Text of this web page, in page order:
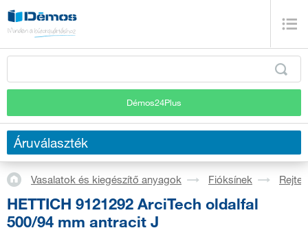
Démos24Plus
Áruválaszték
Vasalatok és kiegészítő anyagok Fióksínek
HETTICH 9121292 ArciTech oldalfal
500/94 mm antracit J